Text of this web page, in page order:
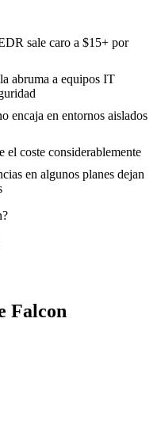
sale caro a $15+ por
abruma a equipos IT
encaja en entornos aislados
el coste considerablemente
en algunos planes dejan
Falcon